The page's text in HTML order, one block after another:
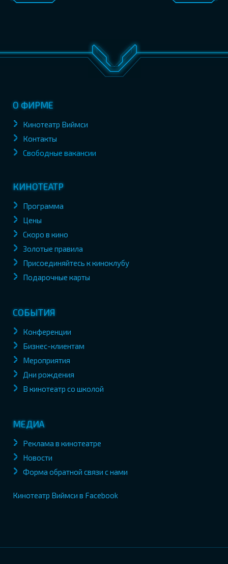
О ФИРМЕ
Кинотеатр Виймси
Контакты
Свободные вакансии
КИНОТЕАТР
Программа
Цены
Скоро в кино
Золотые правила
Присоединяйтесь к киноклубу
Подарочные карты
СОБЫТИЯ
Конференции
Бизнес-клиентам
Мероприятия
Дни рождения
В кинотеатр со школой
МЕДИА
Реклама в кинотеатре
Новости
Форма обратной связи с нами
Кинотеатр Виймси в Facebook